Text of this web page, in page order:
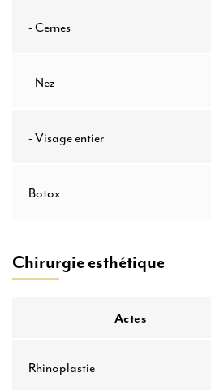
-Cernes
- Nez
-Visage entier
Botox
Chirurgie esthétique
Actes
Rhinoplastie